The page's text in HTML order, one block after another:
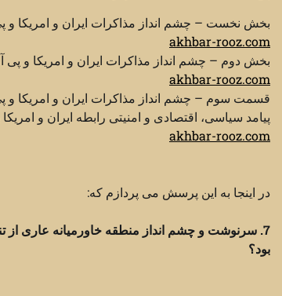
بخش نخست – چشم انداز مذاکرات ایران و امریکا و
akhbar-rooz.com
بخش دوم – چشم انداز مذاکرات ایران و امریکا و پی
akhbar-rooz.com
قسمت سوم – چشم انداز مذاکرات ایران و امریکا و
پیامد سیاسی، اقتصادی و امنیتی رابطه ایران و
akhbar-rooz.com
در اینجا به این پرسش می پردازم که:
7. سرنوشت و چشم انداز منطقه خاورمیانه عاری از
بود؟